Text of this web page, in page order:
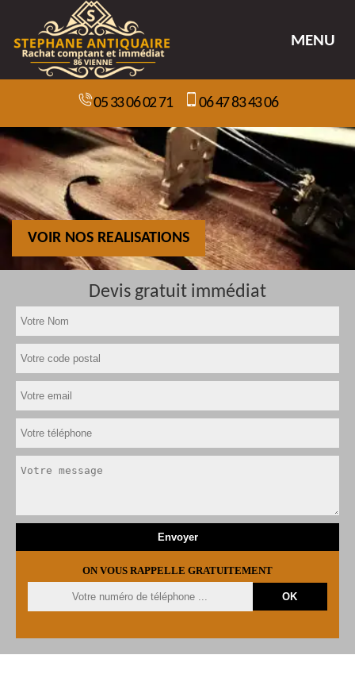
MENU
05 33 06 02 71 06 47 83 43 06
VOIR NOS REALISATIONS
Devis gratuit immédiat
ON VOUS RAPPELLE GRATUITEMENT